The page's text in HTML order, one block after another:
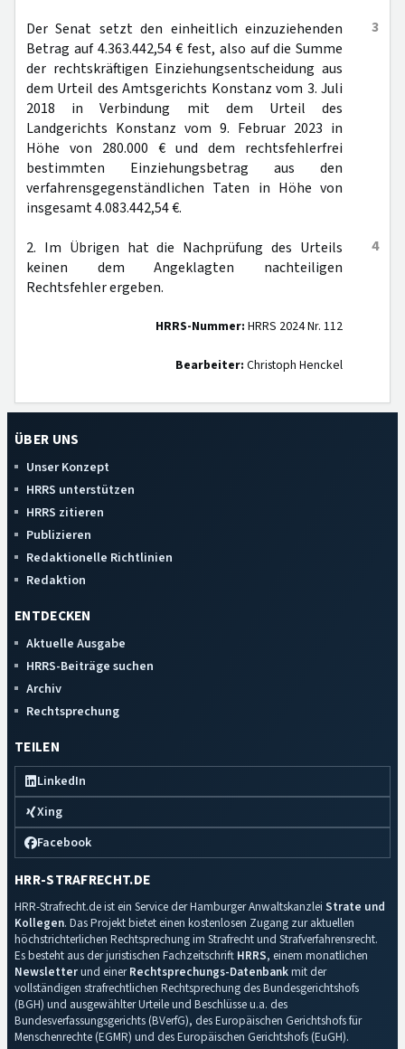
3
Der Senat setzt den einheitlich einzuziehenden
Betrag auf 4.363.442,54 € fest, also auf die Summe
der rechtskräftigen Einziehungsentscheidung aus
dem Urteil des Amtsgerichts Konstanz vom 3. Juli
2018 in Verbindung mit dem Urteil des
Landgerichts Konstanz vom 9. Februar 2023 in
Höhe von 280.000 € und dem rechtsfehlerfrei
bestimmten Einziehungsbetrag aus den
verfahrensgegenständlichen Taten in Höhe von
insgesamt 4.083.442,54 €.
4
2. Im Übrigen hat die Nachprüfung des Urteils
keinen dem Angeklagten nachteiligen
Rechtsfehler ergeben.
HRRS-Nummer: HRRS 2024 Nr. 112
Bearbeiter: Christoph Henckel
ÜBER UNS
Unser Konzept
HRRS unterstützen
HRRS zitieren
Publizieren
Redaktionelle Richtlinien
Redaktion
ENTDECKEN
Aktuelle Ausgabe
HRRS-Beiträge suchen
Archiv
Rechtsprechung
TEILEN
LinkedIn
Xing
Facebook
HRR-STRAFRECHT.DE
HRR-Strafrecht.de ist ein Service der Hamburger Anwaltskanzlei Strate und
Kollegen. Das Projekt bietet einen kostenlosen Zugang zur aktuellen
höchstrichterlichen Rechtsprechung im Strafrecht und Strafverfahrensrecht.
Es besteht aus der juristischen Fachzeitschrift HRRS, einem monatlichen
Newsletterund einerRechtsprechungs-Datenbankmit der
vollständigen strafrechtlichen Rechtsprechung des Bundesgerichtshofs
(BGH) und ausgewählter Urteile und Beschlüsse u.a. des
Bundesverfassungsgerichts (BVerfG), des Europäischen Gerichtshofs für
Menschenrechte (EGMR) und des Europäischen Gerichtshofs (EuGH).